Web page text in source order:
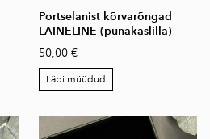
Portselanist kõrvarõngad
LAINELINE (punakaslilla)
50,00 €
Läbi müüdud